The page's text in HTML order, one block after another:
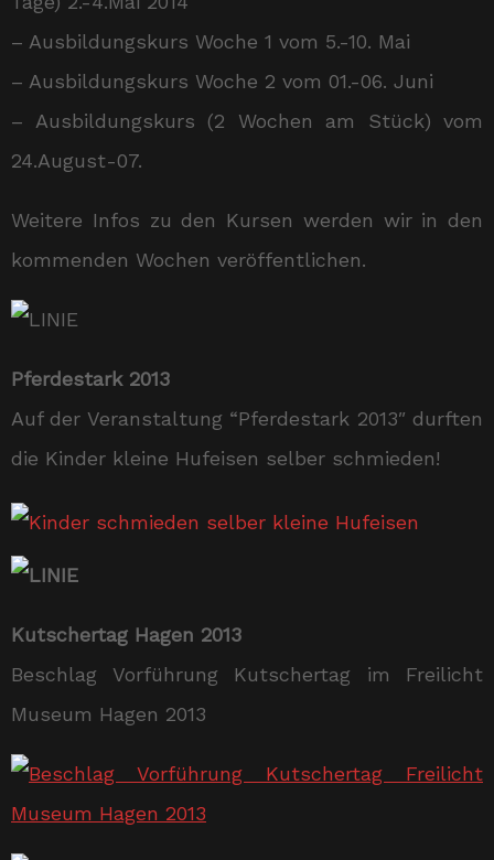
– Ausbildungskurs Woche 1 vom 5.-10. Mai
– Ausbildungskurs Woche 2 vom 01.-06. Juni
– Ausbildungskurs (2 Wochen am Stück) vom
24.August-07.
Weitere Infos zu den Kursen werden wir in den
kommenden Wochen veröffentlichen.
Pferdestark 2013
Auf der Veranstaltung “Pferdestark 2013″ durften
die Kinder kleine Hufeisen selber schmieden!
Kutschertag Hagen 2013
Beschlag Vorführung Kutschertag im Freilicht
Museum Hagen 2013